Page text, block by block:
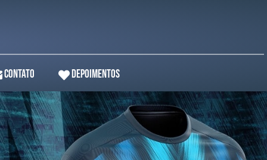
Contato Depoimentos